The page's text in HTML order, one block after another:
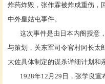
炸药炸毁，张作霖被炸成重伤，
中外皇姑屯事件。
这次事件是由日本内阁授意，
与策划，关东军司令官村冈长太
大佐具体制定的谋杀详细计划和
1928年12月29日，张学良宣